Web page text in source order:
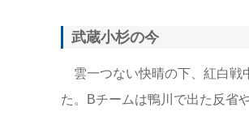
武蔵小杉の今
雲一つない快晴の下、紅白戦
た。Bチームは鴨川で出た反省